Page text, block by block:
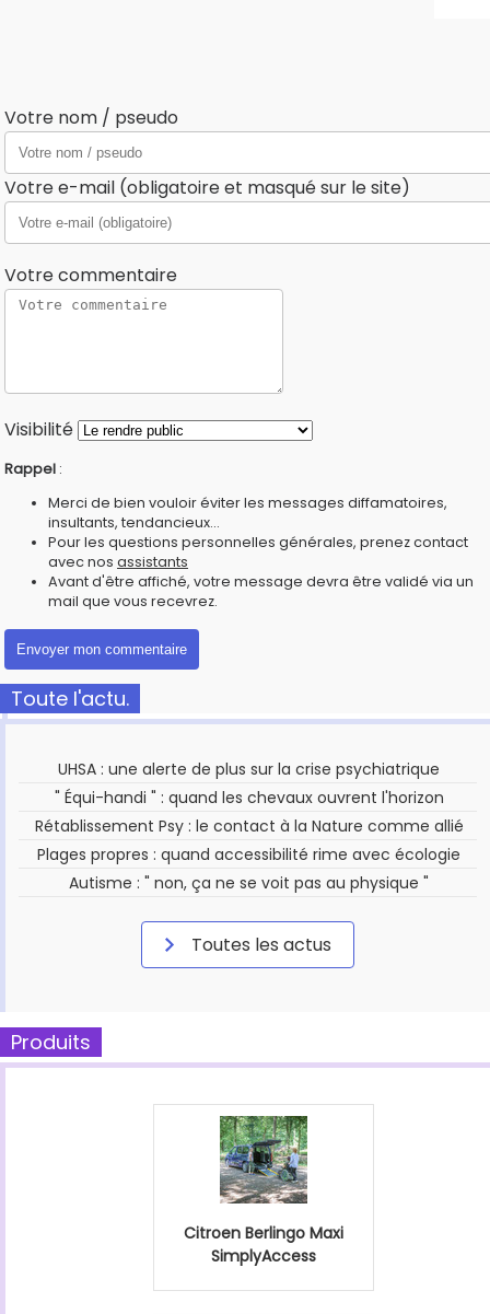
Votre nom / pseudo
Votre e-mail (obligatoire et masqué sur le site)
Votre commentaire
Visibilité
Rappel :
Merci de bien vouloir éviter les messages diffamatoires,
insultants, tendancieux...
Pour les questions personnelles générales, prenez contact
avec nos assistants
Avant d'être affiché, votre message devra être validé via un
mail que vous recevrez.
Toute l'actu.
UHSA : une alerte de plus sur la crise psychiatrique
" Équi-handi " : quand les chevaux ouvrent l'horizon
Rétablissement Psy : le contact à la Nature comme allié
Plages propres : quand accessibilité rime avec écologie
Autisme : " non, ça ne se voit pas au physique "
Toutes les actus
Produits
Citroen Berlingo Maxi
SimplyAccess